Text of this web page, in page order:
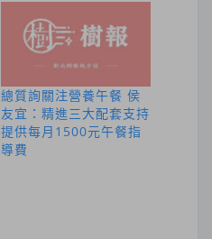
總質詢關注營養午餐 侯
友宜：精進三大配套支持
提供每月1500元午餐指
導費